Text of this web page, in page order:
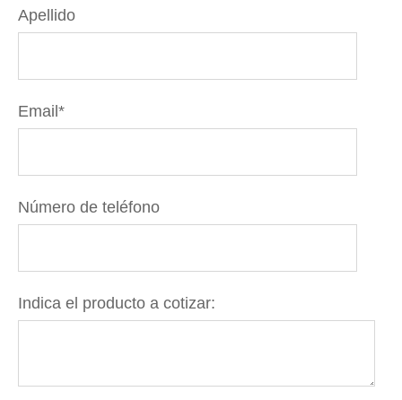
Apellido
Email*
Número de teléfono
Indica el producto a cotizar: